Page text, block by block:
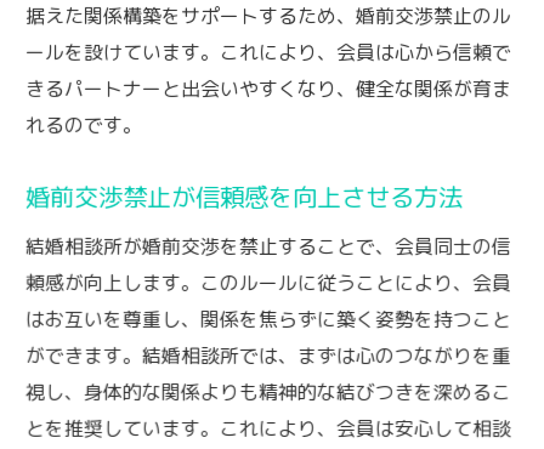
据えた関係構築をサポートするため、婚前交渉禁止のル
ールを設けています。これにより、会員は心から信頼で
きるパートナーと出会いやすくなり、健全な関係が育ま
れるのです。
婚前交渉禁止が信頼感を向上させる方法
結婚相談所が婚前交渉を禁止することで、会員同士の信
頼感が向上します。このルールに従うことにより、会員
はお互いを尊重し、関係を焦らずに築く姿勢を持つこと
ができます。結婚相談所では、まずは心のつながりを重
視し、身体的な関係よりも精神的な結びつきを深めるこ
とを推奨しています。これにより、会員は安心して相談